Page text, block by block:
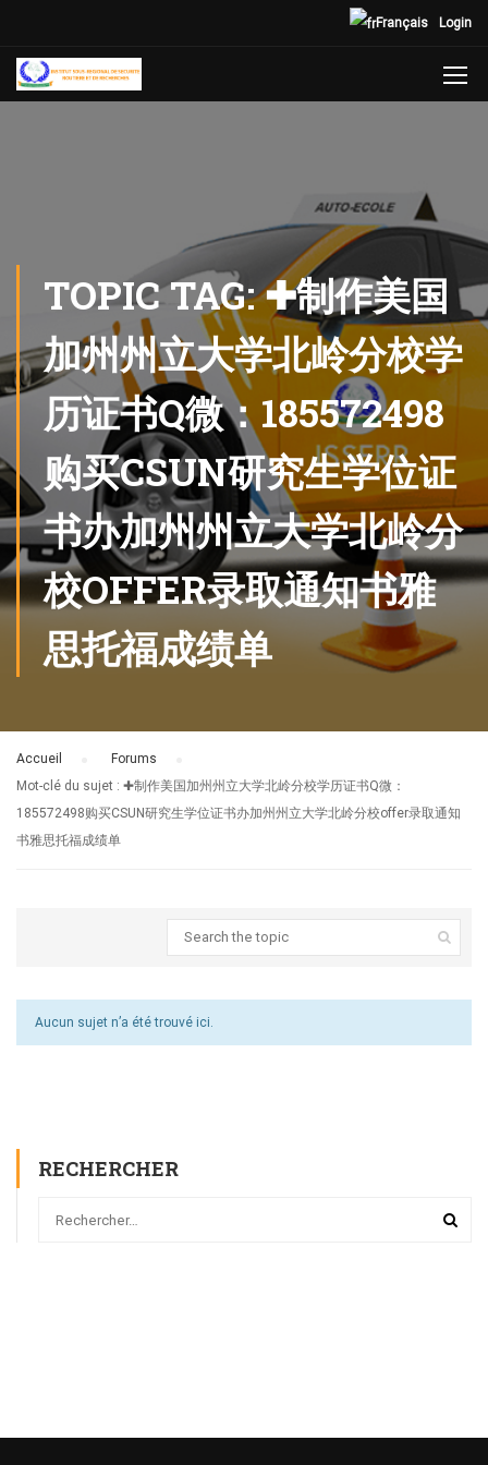
Login
Français
TOPIC TAG: ✚制作美国
加州州立大学北岭分校学
历证书Q微：185572498
购买CSUN研究生学位证
书办加州州立大学北岭分
校OFFER录取通知书雅
思托福成绩单
Accueil Forums
Mot-clé du sujet : ✚制作美国加州州立大学北岭分校学历证书Q微：
185572498购买CSUN研究生学位证书办加州州立大学北岭分校offer录取通知
书雅思托福成绩单
Aucun sujet n’a été trouvé ici.
RECHERCHER